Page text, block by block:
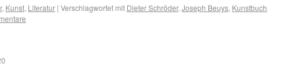
, Kunst, Literatur | Verschlagwortet mit Dieter Schröder, Joseph Beuys, Kunstbuch